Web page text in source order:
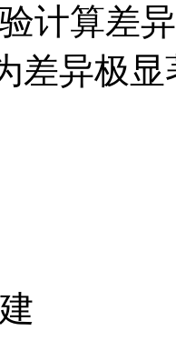
计算差
差异极显